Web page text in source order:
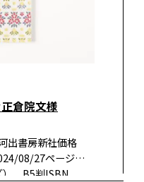
倉院文様
出書房新社価格
08/27ページ
） B5判ISBN